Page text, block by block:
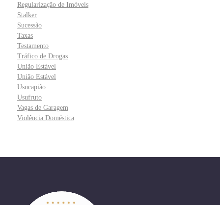
Regularização de Imóveis
Stalker
Sucessão
Taxas
Testamento
Tráfico de Drogas
União Estável
União Estável
Usucapião
Usufruto
Vagas de Garagem
Violência Doméstica